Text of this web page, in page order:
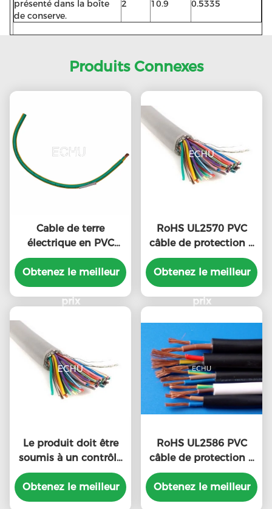
présenté dans la boîte
de conserve.
2 10.9 0.5335
Produits Connexes
Cable de terre
électrique en PVC
ROHS UL1015 6AWG
600V avec certificat UL
Obtenez le meilleur
prix
RoHS UL2570 PVC
câble de protection à
double fil de cuivre
isolé à plusieurs
noyaux
Obtenez le meilleur
prix
Le produit doit être
soumis à un contrôle
d'approvisionnement
en matières premières.
Obtenez le meilleur
RoHS UL2586 PVC
câble de protection à
double fil de cuivre
isolé à plusieurs
noyaux
Obtenez le meilleur